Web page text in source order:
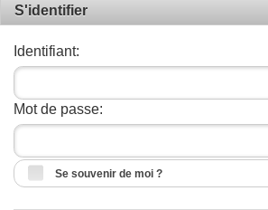
S'identifier
Identifiant:
Mot de passe:
Se souvenir de moi ?